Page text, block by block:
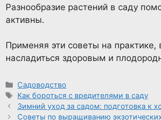
Разнообразие растений в саду
активны.
Применяя эти советы на
насладиться здоровым и
Рубрики
Садоводство
Метки
Как бороться с вредителями в саду
Зимний уход за садом: подготовка к
Советы по выращиванию